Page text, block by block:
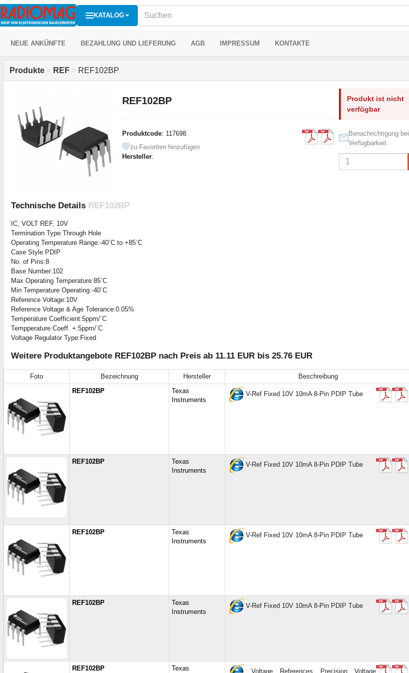
KATALOG
NEUE ANKÜNFTE BEZAHLUNG UND LIEFERUNG AGB IMPRESSUM KONTAKTE
Produkte > REF > REF102BP
REF102BP
Produktcode: 117698
zu Favoriten hinzufügen
Hersteller:
Produkt ist nicht
verfügbar
Benachrichtigung bei
Verfügbarkeit
Technische Details REF102BP
IC, VOLT REF, 10V
Termination Type:Through Hole
Operating Temperature Range:-40`C to +85`C
Case Style:PDIP
No. of Pins:8
Base Number:102
Max Operating Temperature:85`C
Min Temperature Operating:-40`C
Reference Voltage:10V
Reference Voltage & Age Tolerance:0.05%
Temperature Coefficient:5ppm/`C
Tempperature Coeff. +:5ppm/`C
Voltage Regulator Type:Fixed
Weitere Produktangebote REF102BP nach Preis ab 11.11 EUR bis 25.76 EUR
Foto Bezeichnung Hersteller Beschreibung
REF102BP
Texas
Instruments
V-Ref Fixed 10V 10mA 8-Pin PDIP Tube
REF102BP
Texas
Instruments
V-Ref Fixed 10V 10mA 8-Pin PDIP Tube
REF102BP
Texas
Instruments
V-Ref Fixed 10V 10mA 8-Pin PDIP Tube
REF102BP
Texas
Instruments
V-Ref Fixed 10V 10mA 8-Pin PDIP Tube
REF102BP Texas Voltage References Precision Voltage